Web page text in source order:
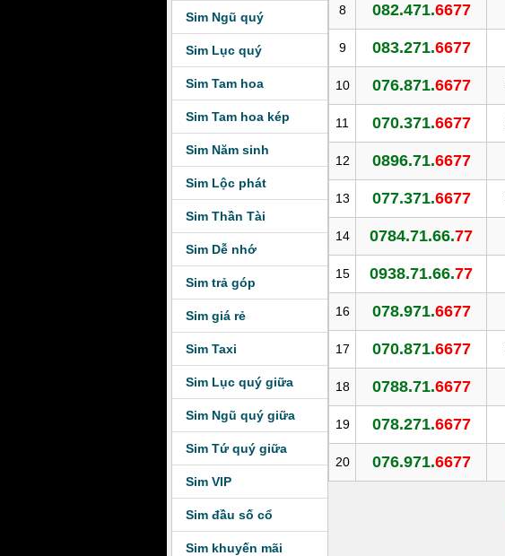
Sim Ngũ quý
Sim Lục quý
Sim Tam hoa
Sim Tam hoa kép
Sim Năm sinh
Sim Lộc phát
Sim Thần Tài
Sim Dễ nhớ
Sim trả góp
Sim giá rẻ
Sim Taxi
Sim Lục quý giữa
Sim Ngũ quý giữa
Sim Tứ quý giữa
Sim VIP
Sim đầu số cổ
Sim khuyến mãi
8 082.471.6677
9 083.271.6677
10 076.871.6677
11 070.371.6677
12 0896.71.6677
13 077.371.6677
14 0784.71.66.77
15 0938.71.66.77
16 078.971.6677
17 070.871.6677
18 0788.71.6677
19 078.271.6677
20 076.971.6677